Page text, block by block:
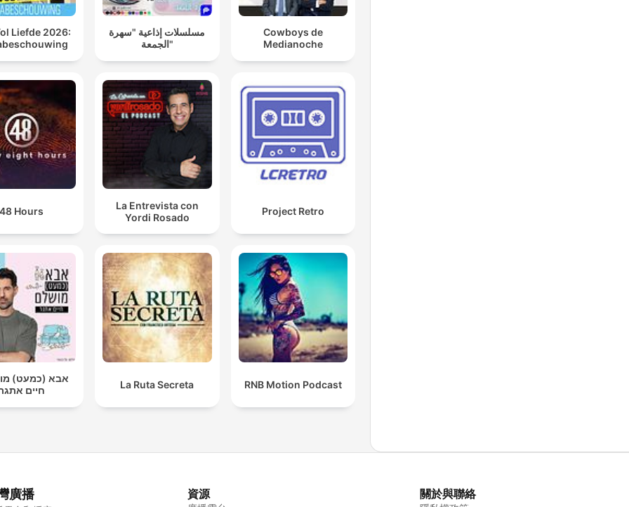
Liefde 2026:
مسلسلات إذاعية "سهرة
الجمعة"
Cowboys de
Medianoche
48 Hours
La Entrevista con
Yordi Rosado
Project Retro
אבא (כמעט)
חיים
La Ruta Secreta RNB Motion Podcast
廣播 資源 關於與聯絡